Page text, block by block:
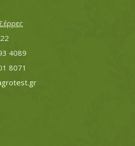
93 4089
01 8071